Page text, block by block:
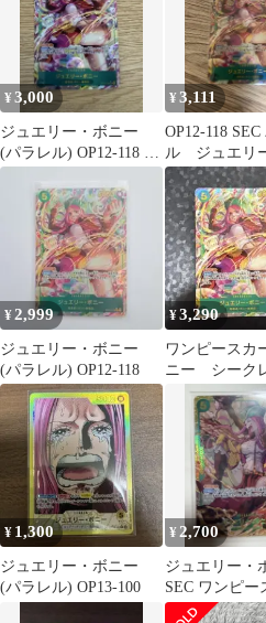
¥3,000
ジュエリー・ボニー
(パラレル) OP12-118 ワ
ンピースカード
¥3,111
OP12-118
ル ジュエリ
ー ワンピー
¥2,999
ジュエリー・ボニー
(パラレル) OP12-118
¥3,290
ワンピース
ニー シーク
ラレル
¥ 1,300
ジュエリー・ボニー
(パラレル) OP13-100
¥2,700
ジュエリー・
SEC ワンピー
OP12-118 師